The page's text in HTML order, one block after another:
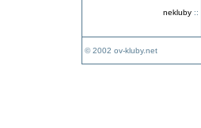
nekluby::
© 2002 ov-kluby.net